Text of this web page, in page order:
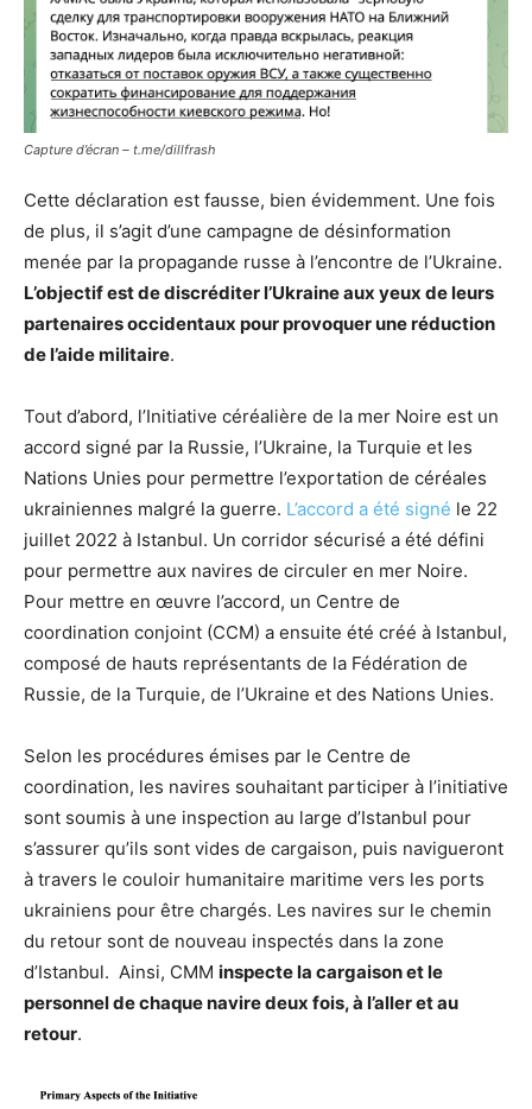
Capture d’écran – t.me/dillfrash
Cette déclaration est fausse, bien évidemment. Une fois
de plus, il s’agit d’une campagne de désinformation
menée par la propagande russe à l’encontre de l’Ukraine.
L’objectif est de discréditer l’Ukraine aux yeux de leurs
partenaires occidentaux pour provoquer une réduction
de l’aide militaire.
Tout d’abord, l’Initiative céréalière de la mer Noire est un
accord signé par la Russie, l’Ukraine, la Turquie et les
Nations Unies pour permettre l’exportation de céréales
ukrainiennes malgré la guerre. L’accord a été signé le 22
juillet 2022 à Istanbul. Un corridor sécurisé a été défini
pour permettre aux navires de circuler en mer Noire.
Pour mettre en œuvre l’accord, un Centre de
coordination conjoint (CCM) a ensuite été créé à Istanbul,
composé de hauts représentants de la Fédération de
Russie, de la Turquie, de l’Ukraine et des Nations Unies.
Selon les procédures émises par le Centre de
coordination, les navires souhaitant participer à l’initiative
sont soumis à une inspection au large d’Istanbul pour
s’assurer qu’ils sont vides de cargaison, puis navigueront
à travers le couloir humanitaire maritime vers les ports
ukrainiens pour être chargés. Les navires sur le chemin
du retour sont de nouveau inspectés dans la zone
d’Istanbul. Ainsi, CMM inspecte la cargaison et le
personnel de chaque navire deux fois, à l’aller et au
retour.